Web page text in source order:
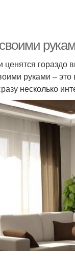
гораздо
руками –
несколько